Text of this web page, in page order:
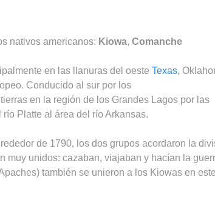
nativos americanos: Kiowa, Comanche
en las llanuras del oeste Texas,
Conducido al sur por los
en la región de los Grandes Lagos por las
Platte al área del río Arkansas.
de 1790, los dos grupos acordaron la
muy unidos: cazaban, viajaban y hacían la
también se unieron a los Kiowas en este